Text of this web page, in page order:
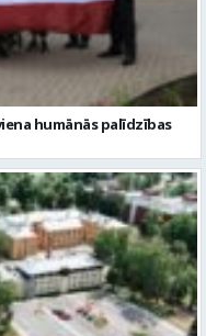
humānās palīdzības